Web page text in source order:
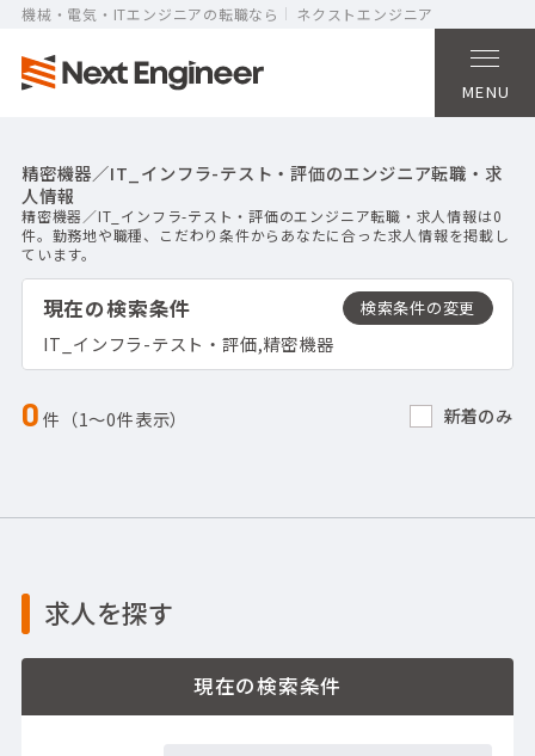
機械・電気・ITエンジニアの転職なら ネクストエンジニア
MENU
精密機器／IT_インフラ-テスト・評価のエンジニア転職・求
人情報
精密機器／IT_インフラ-テスト・評価のエンジニア転職・求人情報は0
件。勤務地や職種、こだわり条件からあなたに合った求人情報を掲載し
ています。
現在の検索条件
IT_インフラ-テスト・評価,精密機器
0件（1〜0件表示） 新着のみ
求人を探す
現在の検索条件